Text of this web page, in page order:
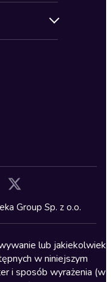
treści
Group Sp. z o.o.
lub jakiekolwiek
w niniejszym
i sposób wyrażenia (w